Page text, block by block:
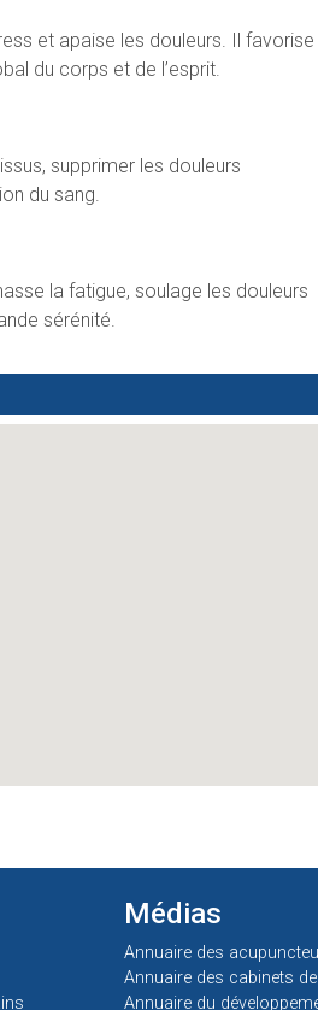
et apaise les douleurs. Il favorise
du corps et de l’esprit.
supprimer les douleurs
du sang.
la fatigue, soulage les douleurs
sérénité.
Médias
Annuaire des
Annuaire des cabinets
Annuaire du